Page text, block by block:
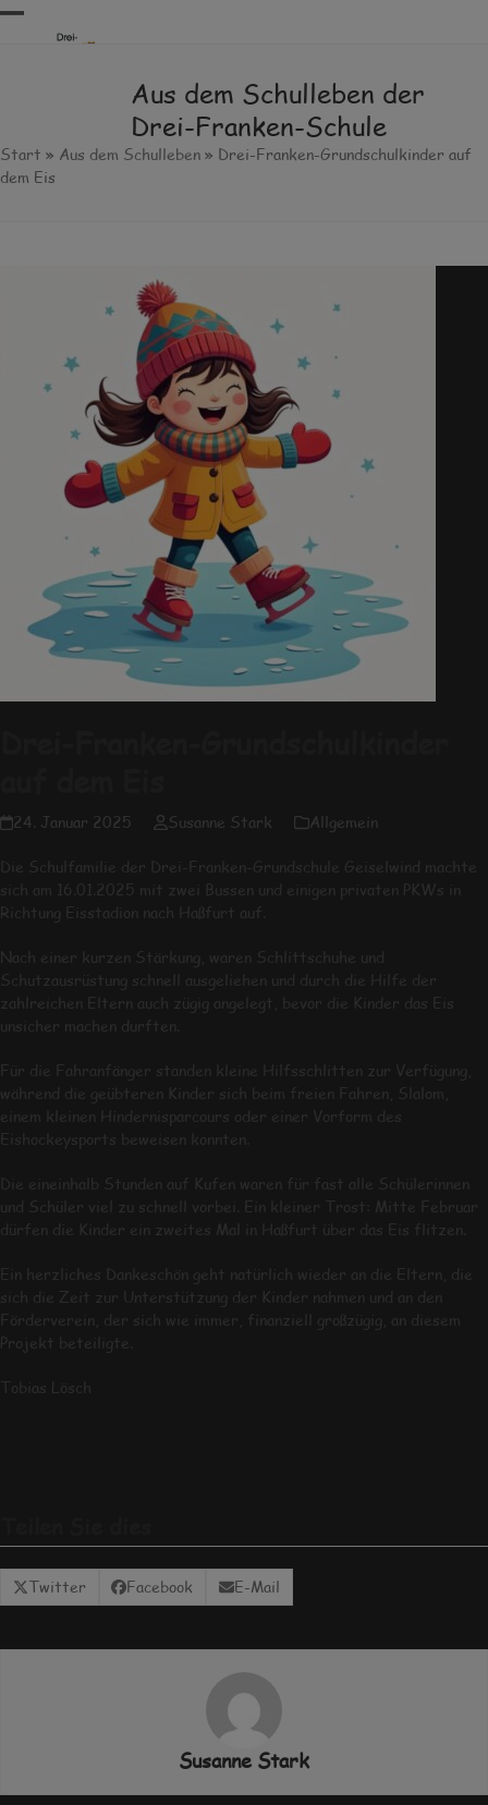
Skip
Open
Close
Aus dem Schulleben der
Drei-Franken-Schule
Start » Aus dem Schulleben » Drei-Franken-Grundschulkinder auf
dem Eis
24. Januar 2025 Susanne Stark Allgemein
Die Schulfamilie der Drei-Franken-Grundschule Geiselwind machte
sich am 16.01.2025 mit zwei Bussen und einigen privaten PKWs in
Richtung Eisstadion nach Haßfurt auf.
Nach einer kurzen Stärkung, waren Schlittschuhe und
Schutzausrüstung schnell ausgeliehen und durch die Hilfe der
zahlreichen Eltern auch zügig angelegt, bevor die Kinder das Eis
unsicher machen durften.
Für die Fahranfänger standen kleine Hilfsschlitten zur Verfügung,
während die geübteren Kinder sich beim freien Fahren, Slalom,
einem kleinen Hindernisparcours oder einer Vorform des
Eishockeysports beweisen konnten.
Die eineinhalb Stunden auf Kufen waren für fast alle Schülerinnen
und Schüler viel zu schnell vorbei. Ein kleiner Trost: Mitte Februar
dürfen die Kinder ein zweites Mal in Haßfurt über das Eis flitzen.
Ein herzliches Dankeschön geht natürlich wieder an die Eltern, die
sich die Zeit zur Unterstützung der Kinder nahmen und an den
Förderverein, der sich wie immer, finanziell großzügig, an diesem
Projekt beteiligte.
Tobias Lösch
Twitter Facebook E-Mail
Susanne Stark